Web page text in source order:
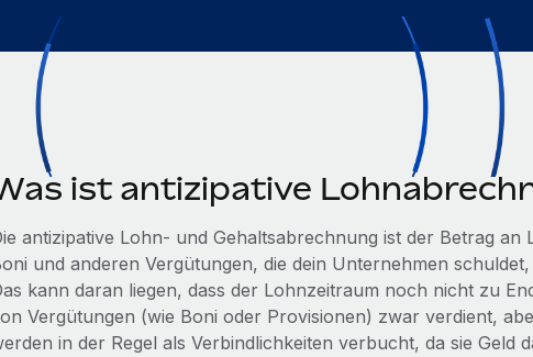
ist antizipative
antizipative Lohn- und Gehaltsabrechnung ist der Betrag an
und anderen Vergütungen, die dein Unternehmen
kann daran liegen, dass der Lohnzeitraum noch nicht zu
Vergütungen (wie Boni oder Provisionen) zwar verdient,
in der Regel als Verbindlichkeiten verbucht, da sie Geld